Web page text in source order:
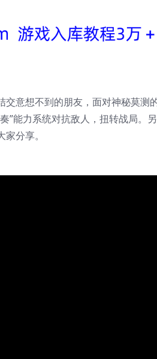
交意想不到的朋友，面对神秘莫
”能力系统对抗敌人，扭转战局
分享。